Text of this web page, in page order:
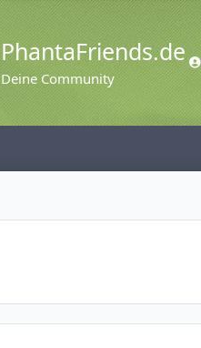
PhantaFriends.de
Deine Community